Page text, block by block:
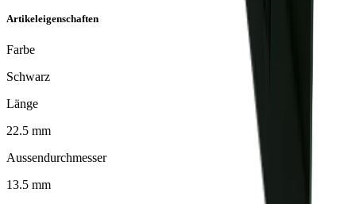
Artikeleigenschaften
Farbe
Schwarz
Länge
22.5 mm
Aussendurchmesser
13.5 mm